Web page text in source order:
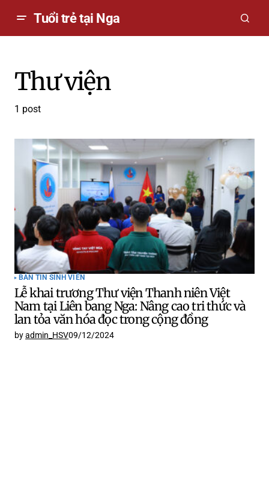
Tuổi trẻ tại Nga
Thư viện
1 post
BẢN TIN SINH VIÊN
Lễ khai trương Thư viện Thanh niên Việt
Nam tại Liên bang Nga: Nâng cao tri thức và
lan tỏa văn hóa đọc trong cộng đồng
byadmin_HSV09/12/2024